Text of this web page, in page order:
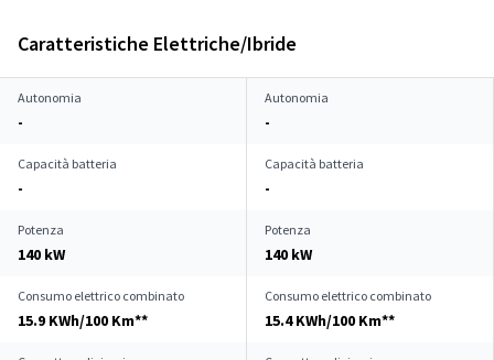
Caratteristiche Elettriche/Ibride
Autonomia
-
Autonomia
-
Capacità batteria
-
Capacità batteria
-
Potenza
140 kW
Potenza
140 kW
Consumo elettrico combinato
15.9 KWh/100 Km**
Consumo elettrico combinato
15.4 KWh/100 Km**